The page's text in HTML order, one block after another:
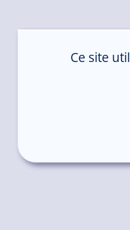
Ce site